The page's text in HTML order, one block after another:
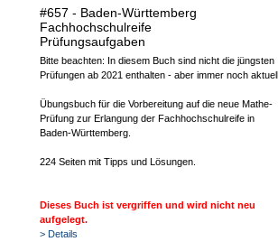
#657 - Baden-Württemberg
Fachhochschulreife
Prüfungsaufgaben
Bitte beachten: In diesem Buch sind nicht die jüngsten
Prüfungen ab 2021 enthalten - aber immer noch
Übungsbuch für die Vorbereitung auf die neue Mathe-
Prüfung zur Erlangung der Fachhochschulreife in
Baden-Württemberg.
224 Seiten mit Tipps und Lösungen.
Dieses Buch ist vergriffen und wird nicht neu
aufgelegt.
> Details